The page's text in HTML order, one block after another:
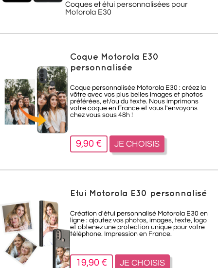
Coques et étui personnalisées pour
Motorola E30
Coque Motorola E30
personnalisée
Coque personnalisée Motorola E30 : créez la
vôtre avec vos plus belles images et photos
préférées, et/ou du texte. Nous imprimons
votre coque en France et vous l'envoyons
chez vous sous 48h !
9,90 € JE CHOISIS
Etui Motorola E30 personnalisé
Création d'étui personnalisé Motorola E30 en
ligne : ajoutez vos photos, images, texte, logo
et obtenez une protection unique pour votre
téléphone. Impression en France.
19,90 € JE CHOISIS